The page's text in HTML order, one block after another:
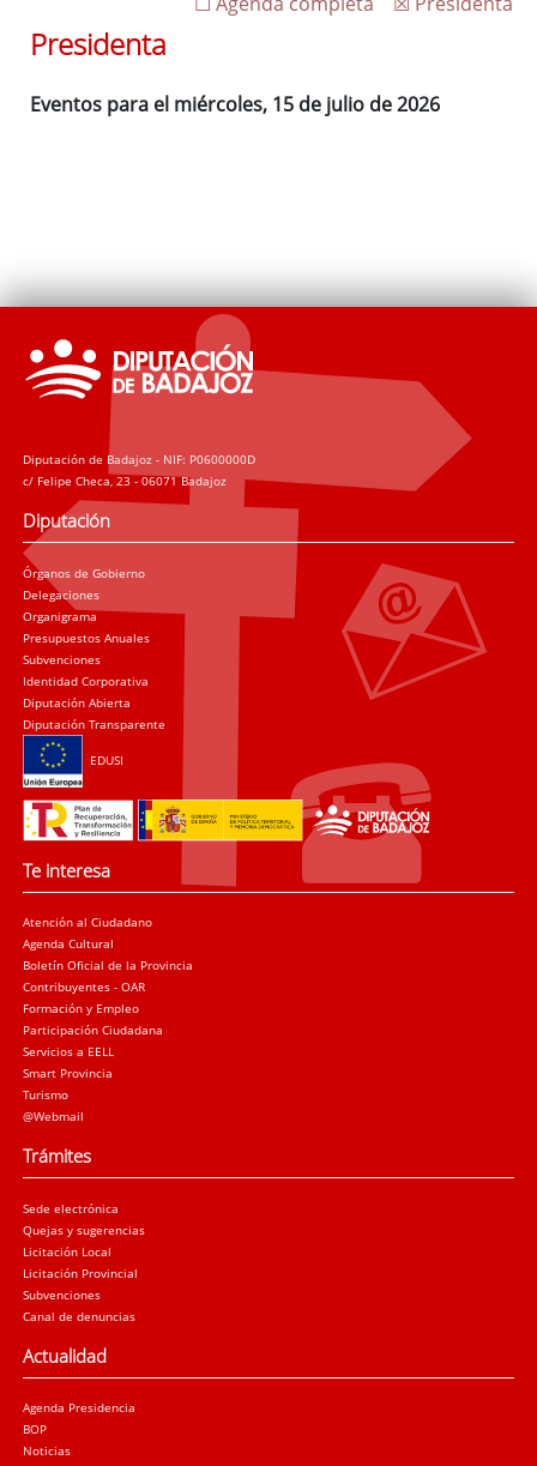
Presidenta
Eventos para el miércoles, 15 de julio de 2026
Diputación de Badajoz - NIF: P0600000D
c/ Felipe Checa, 23 - 06071 Badajoz
Diputación
Órganos de Gobierno
Delegaciones
Organigrama
Presupuestos Anuales
Subvenciones
Identidad Corporativa
Diputación Abierta
Diputación Transparente
EDUSI
Te interesa
Atención al Ciudadano
Agenda Cultural
Boletín Oficial de la Provincia
Contribuyentes - OAR
Formación y Empleo
Participación Ciudadana
Servicios a EELL
Smart Provincia
Turismo
@Webmail
Trámites
Sede electrónica
Quejas y sugerencias
Licitación Local
Licitación Provincial
Subvenciones
Canal de denuncias
Actualidad
Agenda Presidencia
BOP
Noticias